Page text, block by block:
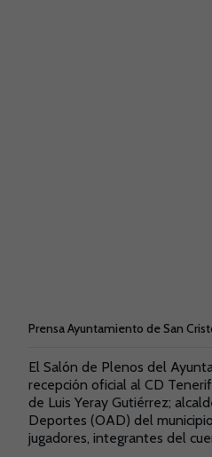
Prensa Ayuntamiento de San
El Salón de Plenos del
recepción oficial al CD
de Luis Yeray Gutiérrez;
Deportes (OAD) del
jugadores, integrantes del